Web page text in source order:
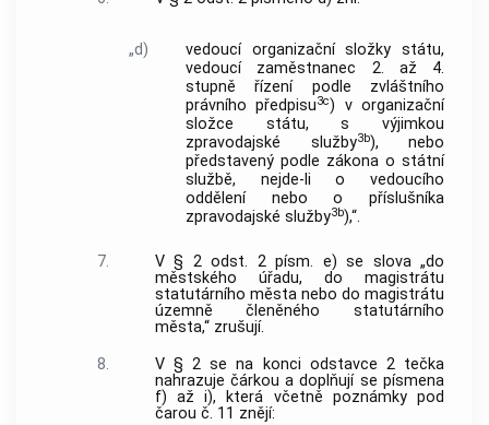
„d)
vedoucí organizační složky státu,
vedoucí zaměstnanec 2. až 4.
stupně řízení podle zvláštního
právního předpisu3c) v organizační
složce státu, s výjimkou
zpravodajské služby3b), nebo
představený podle zákona o státní
službě, nejde-li o vedoucího
oddělení nebo o příslušníka
zpravodajské služby3b),“.
7.
V § 2 odst. 2 písm. e) se slova „do
městského úřadu, do magistrátu
statutárního města nebo do magistrátu
územně členěného statutárního
města,“ zrušují.
8.
V § 2 se na konci odstavce 2 tečka
nahrazuje čárkou a doplňují se písmena
f) až i), která včetně poznámky pod
čarou č. 11 znějí: